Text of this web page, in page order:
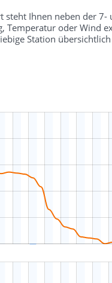
Ihnen neben der 7-
oder Wind
Station